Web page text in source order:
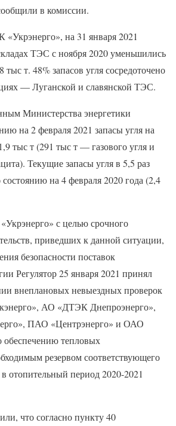
в комиссии.
на 31 января 2021
ТЭС с ноября 2020 уменьшились
т. 48% запасов угля сосредоточено
— Луганской и славянской ТЭС.
Министерства энергетики
на 2 февраля 2021 запасы угля на
тыс т (291 тыс т — газового угля и
Текущие запасы угля в 5,5 раз
на 4 февраля 2020 года (2,4
с целью срочного
приведших к данной ситуации,
безопасности поставок
Регулятор 25 января 2021 принял
внеплановых невыездных проверок
АО «ДТЭК Днепроэнерго»,
ПАО «Центрэнерго» и ОАО
обеспечению тепловых
резервом соответствующего
отопительный период 2020-2021
что согласно пункту 40